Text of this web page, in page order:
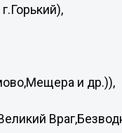
и др.)),